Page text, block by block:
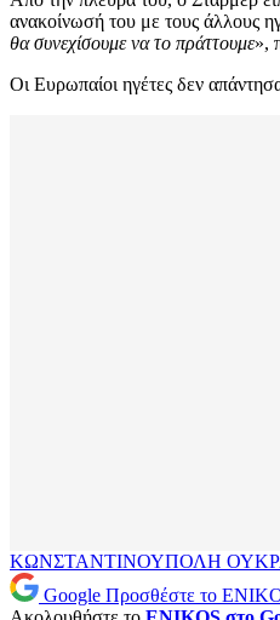
ανακοίνωσή του με τους άλλους
θα συνεχίσουμε να το πράττουμε»,
Οι Ευρωπαίοι ηγέτες δεν
ΚΩΝΣΤΑΝΤΙΝΟΥΠΟΛΗ
Google Προσθέστε το